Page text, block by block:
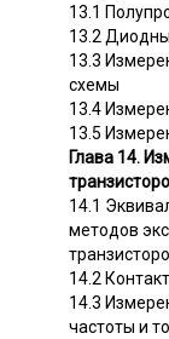
13.1
13.2
13.3
схемы
13.4
13.5
Глава 14.
14.1
методов
14.2
14.3
частоты и